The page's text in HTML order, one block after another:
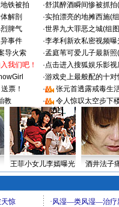
铁被拍 ·舒淇醉酒瞬间惨被抓拍
解剖 ·实拍漂亮的地摊西施(
脾气 ·世界九大罪恶之城(组
事件 ·李孝利新欢私密视频曝
导火索 ·孟庭苇可爱儿子最新照
我们吧！ ·点击进入搜狐娱乐影视
·游戏史上最般配的十对
票！ ·
张元首透露戒毒生
教 · 令人惊叹太空步下
王菲小女儿李嫣曝光 酒井法子